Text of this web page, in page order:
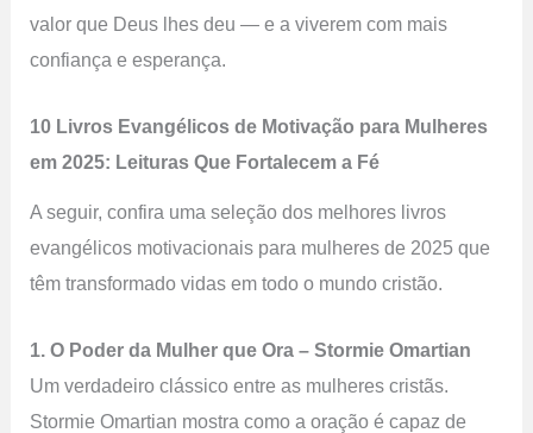
valor que Deus lhes deu — e a viverem com mais
confiança e esperança.
10 Livros Evangélicos de Motivação para Mulheres
em 2025: Leituras Que Fortalecem a Fé
A seguir, confira uma seleção dos melhores livros
evangélicos motivacionais para mulheres de 2025 que
têm transformado vidas em todo o mundo cristão.
1. O Poder da Mulher que Ora – Stormie Omartian
Um verdadeiro clássico entre as mulheres cristãs.
Stormie Omartian mostra como a oração é capaz de